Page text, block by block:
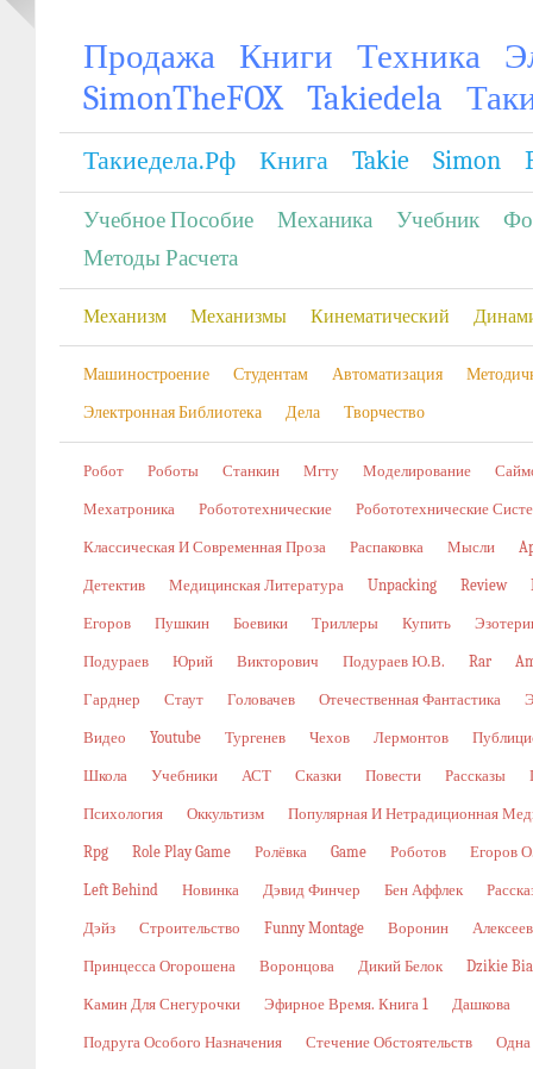
Продажа Книги Техника
SimonTheFOX
Takiedela
Такиедела.рф Книга Takie Simon
Учебное Пособие Механика Учебник
Методы Расчета
Механизм Механизмы Кинематический
Машиностроение Студентам Автоматизация
Электронная Библиотека
Дела Творчество
Робот Роботы Станкин Мгту Моделирование
Мехатроника Робототехнические Робототехнические
Классическая И Современная Проза Распаковка Мысли
Детектив Медицинская Литература Unpacking Review
Егоров Пушкин Боевики Триллеры Купить
Подураев Юрий Викторович Подураев Ю.В. Rar
Гарднер Стаут Головачев Отечественная Фантастика
Видео Youtube Тургенев Чехов Лермонтов
Школа Учебники АСТ Сказки Повести Рассказы
Психология Оккультизм Популярная И Нетрадиционная
Rpg Role Play Game Ролёвка Game Роботов Егоров
Left Behind Новинка Дэвид Финчер Бен Аффлек
Дэйз Строительство Funny Montage Воронин Алексеев
Принцесса Огорошена Воронцова Дикий Белок Dzikie
Камин Для Снегурочки Эфирное Время. Книга 1 Дашкова
Подруга Особого Назначения Стечение Обстоятельств Одна